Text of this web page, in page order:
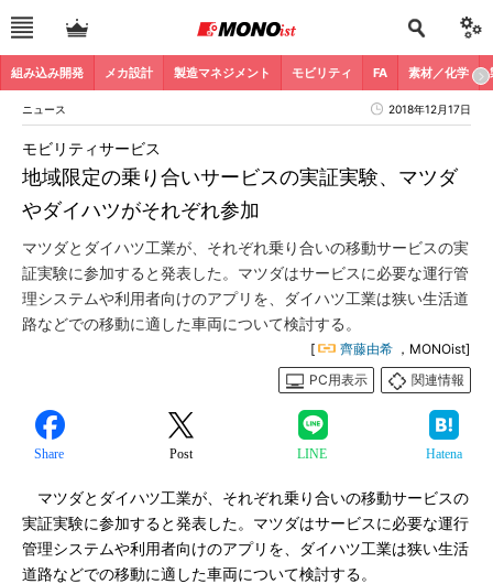
組み込み開発 メカ設計 製造マネジメント モビリティ FA 素材／化学
ニュース 2018年12月17日
地域限定の乗り合いサービスの実証実験、マツダ
やダイハツがそれぞれ参加
モビリティサービス
マツダとダイハツ工業が、それぞれ乗り合いの移動サービスの実
証実験に参加すると発表した。マツダはサービスに必要な運行管
理システムや利用者向けのアプリを、ダイハツ工業は狭い生活道
路などでの移動に適した車両について検討する。
[ 齊藤由希 ，MONOist]
PC用表示
関連情報
Share Post LINE Hatena
マツダとダイハツ工業が、それぞれ乗り合いの移動サービスの
実証実験に参加すると発表した。マツダはサービスに必要な運行
管理システムや利用者向けのアプリを、ダイハツ工業は狭い生活
道路などでの移動に適した車両について検討する。